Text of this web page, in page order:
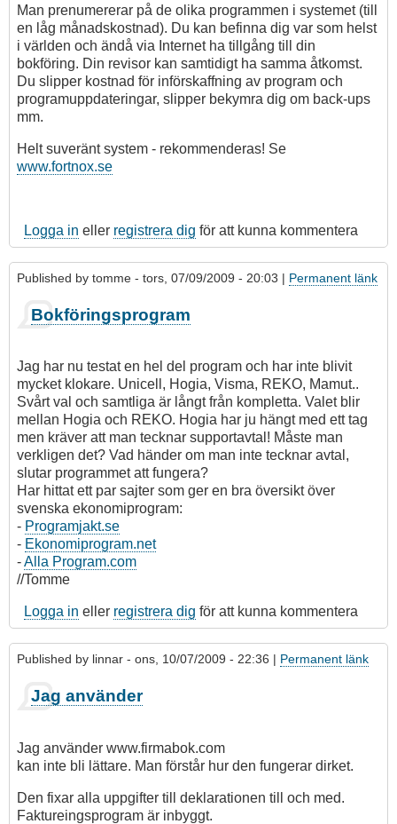
Man prenumererar på de olika programmen i systemet (till
en låg månadskostnad). Du kan befinna dig var som helst
i världen och ändå via Internet ha tillgång till din
bokföring. Din revisor kan samtidigt ha samma åtkomst.
Du slipper kostnad för införskaffning av program och
programuppdateringar, slipper bekymra dig om back-ups
mm.
Helt suveränt system - rekommenderas! Se
www.fortnox.se
Logga in eller registrera dig för att kunna kommentera
Published by tomme - tors, 07/09/2009 - 20:03 | Permanent länk
Bokföringsprogram
Jag har nu testat en hel del program och har inte blivit
mycket klokare. Unicell, Hogia, Visma, REKO, Mamut..
Svårt val och samtliga är långt från kompletta. Valet blir
mellan Hogia och REKO. Hogia har ju hängt med ett tag
men kräver att man tecknar supportavtal! Måste man
verkligen det? Vad händer om man inte tecknar avtal,
slutar programmet att fungera?
Har hittat ett par sajter som ger en bra översikt över
svenska ekonomiprogram:
- Programjakt.se
- Ekonomiprogram.net
-Alla Program.com
//Tomme
Logga in eller registrera dig för att kunna kommentera
Published by linnar - ons, 10/07/2009 - 22:36 | Permanent länk
Jag använder
Jag använder www.firmabok.com
kan inte bli lättare. Man förstår hur den fungerar dirket.
Den fixar alla uppgifter till deklarationen till och med.
Faktureingsprogram är inbyggt.